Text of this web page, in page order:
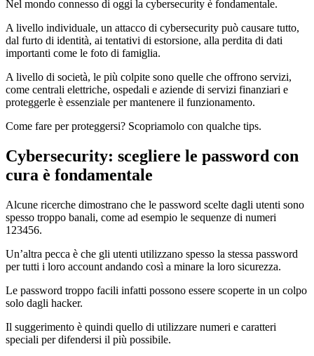
Nel mondo connesso di oggi la cybersecurity è fondamentale.
A livello individuale, un attacco di cybersecurity può causare tutto,
dal furto di identità, ai tentativi di estorsione, alla perdita di dati
importanti come le foto di famiglia.
A livello di società, le più colpite sono quelle che offrono servizi,
come centrali elettriche, ospedali e aziende di servizi finanziari e
proteggerle è essenziale per mantenere il funzionamento.
Come fare per proteggersi? Scopriamolo con qualche tips.
Cybersecurity: scegliere le password con
cura è fondamentale
Alcune ricerche dimostrano che le password scelte dagli utenti sono
spesso troppo banali, come ad esempio le sequenze di numeri
123456.
Un’altra pecca è che gli utenti utilizzano spesso la stessa password
per tutti i loro account andando così a minare la loro sicurezza.
Le password troppo facili infatti possono essere scoperte in un colpo
solo dagli hacker.
Il suggerimento è quindi quello di utilizzare numeri e caratteri
speciali per difendersi il più possibile.